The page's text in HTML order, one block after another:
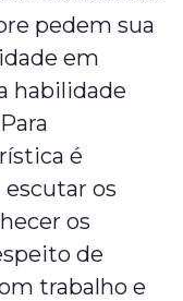
pedem sua
em
habilidade
é
os
os
de
trabalho e